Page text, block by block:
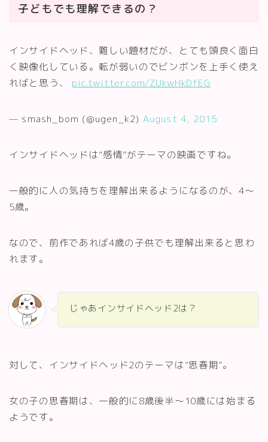
子どもでも理解できるの？
インサイドヘッド、難しい題材だが、とても頭良く面白
く映像化している。転が弱いのでビンボンを上手く使え
ればと思う、 pic.twitter.com/ZUkwHkDfEG
— smash_bom (@ugen_k2) August 4, 2015
インサイドヘッドは”感情”がテーマの映画ですね。
一般的に人の気持ちを理解出来るようになるのが、4～
5歳。
なので、前作であれば4歳の子供でも理解出来ると思わ
れます。
じゃあインサイドヘッド2は？
対して、インサイドヘッド2のテーマは”思春期”。
女の子の思春期は、一般的に8歳後半～10歳には始まる
ようです。